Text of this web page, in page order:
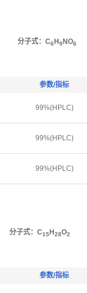
分子式：C6H9NO6
参数/指标
99%(HPLC)
99%(HPLC)
99%(HPLC)
分子式：C15H28O2
参数/指标